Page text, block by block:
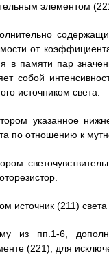
элементом
от
в памяти пар
собой
источником света.
указанное
по отношению к
источник (211)
из пп.1-6,
(221), для